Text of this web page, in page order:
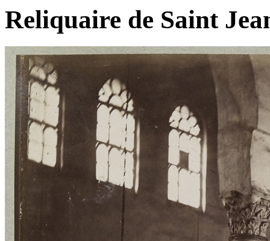
Reliquaire de Saint